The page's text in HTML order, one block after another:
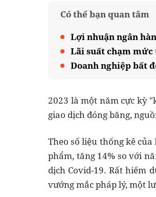
Có thể bạn quan tâm
Lợi nhuận ngân
Lãi suất chạm
Doanh nghiệp bất
2023 là một năm cực kỳ
giao dịch đóng băng,
Theo số liệu thống kê
phẩm, tăng 14% so với
dịch Covid-19. Rất hiếm
vướng mắc pháp lý, một